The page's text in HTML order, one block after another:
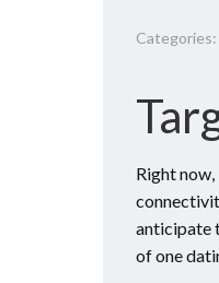
Categories:
Right
anticipate
of one